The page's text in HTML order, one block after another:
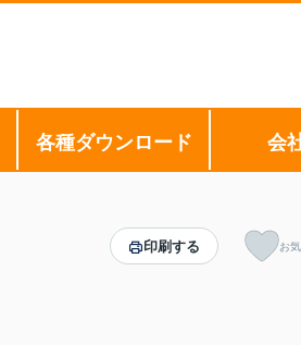
各種ダウンロード 会
印刷する お